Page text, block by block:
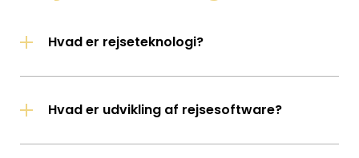
Hvad er rejseteknologi?
Hvad er udvikling af rejsesoftware?